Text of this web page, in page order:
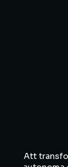
Att